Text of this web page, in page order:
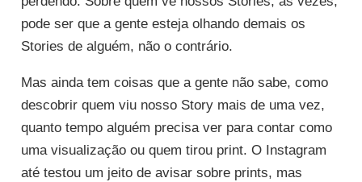
pode ser que a gente esteja olhando demais os
Stories de alguém, não o contrário.
Mas ainda tem coisas que a gente não sabe, como
descobrir quem viu nosso Story mais de uma vez,
quanto tempo alguém precisa ver para contar como
uma visualização ou quem tirou print. O Instagram
até testou um jeito de avisar sobre prints, mas